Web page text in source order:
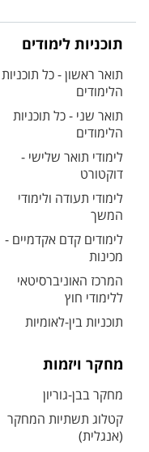
תוכניות לימודים
תואר ראשון - כל תוכניות
הלימודים
תואר שני - כל תוכניות
הלימודים
לימודי תואר שלישי -
דוקטורט
לימודי תעודה ולימודי
המשך
לימודים קדם אקדמיים -
מכינות
המרכז האוניברסיטאי
ללימודי חוץ
תוכניות בין-לאומיות
מחקר ויזמות
מחקר בבן-גוריון
קטלוג תשתיות המחקר
(אנגלית)